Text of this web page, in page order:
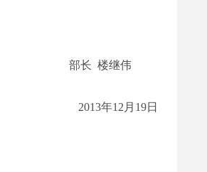
部长 楼继伟
2013年12 月 19日